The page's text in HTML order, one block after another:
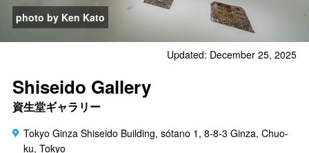
photo by Ken Kato
Updated: December 25, 2025
Shiseido Gallery
資生堂ギャラリー
Tokyo Ginza Shiseido Building, sótano 1, 8-8-3 Ginza, Chuo-
ku, Tokyo